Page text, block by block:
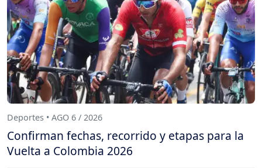
Deportes • AGO 6 / 2026
Confirman fechas, recorrido y etapas para la
Vuelta a Colombia 2026